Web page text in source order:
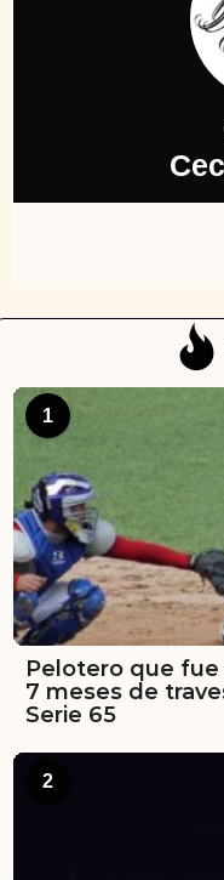
1
Pelotero que
7 meses de
Serie 65
2